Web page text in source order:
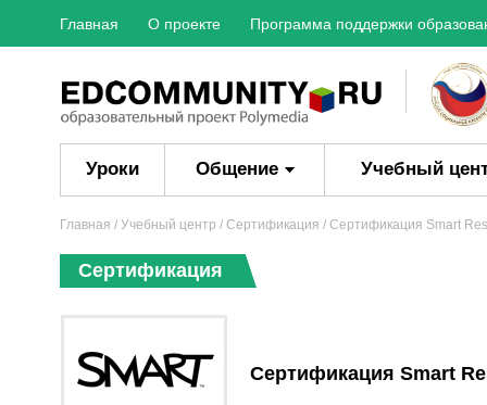
Главная О проекте Программа поддержки
Уроки Общение Учебный
Главная / Учебный центр / Сертификация / Сертификация Smart
Сертификация
Сертификация Smart